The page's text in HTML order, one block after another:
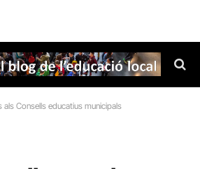
als Consells educatius municipals